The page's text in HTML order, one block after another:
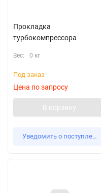
Прокладка
турбокомпрессора
Вес: 0 кг
Под заказ
Цена по запросу
В корзину
Уведомить о поступлении